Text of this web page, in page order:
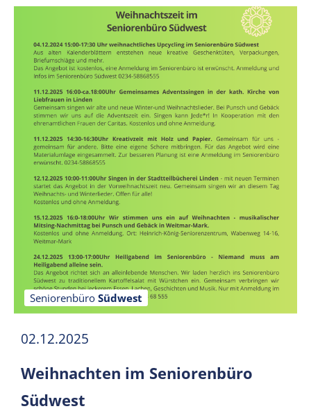
Seniorenbüro Südwest
02.12.2025
Weihnachten im Seniorenbüro
Südwest